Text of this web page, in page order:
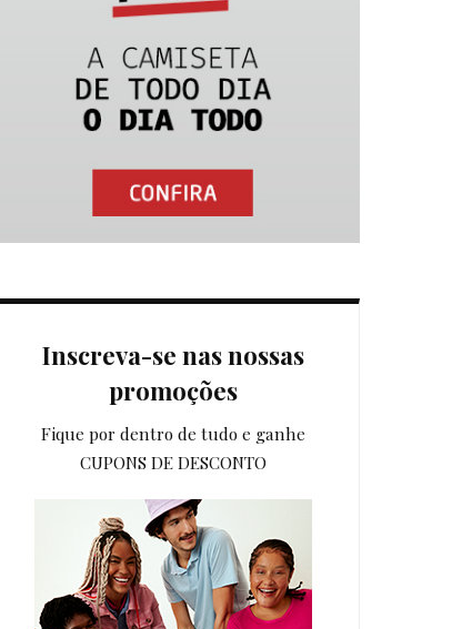
Inscreva-se nas nossas
promoções
Fique por dentro de tudo e ganhe
CUPONS DE DESCONTO